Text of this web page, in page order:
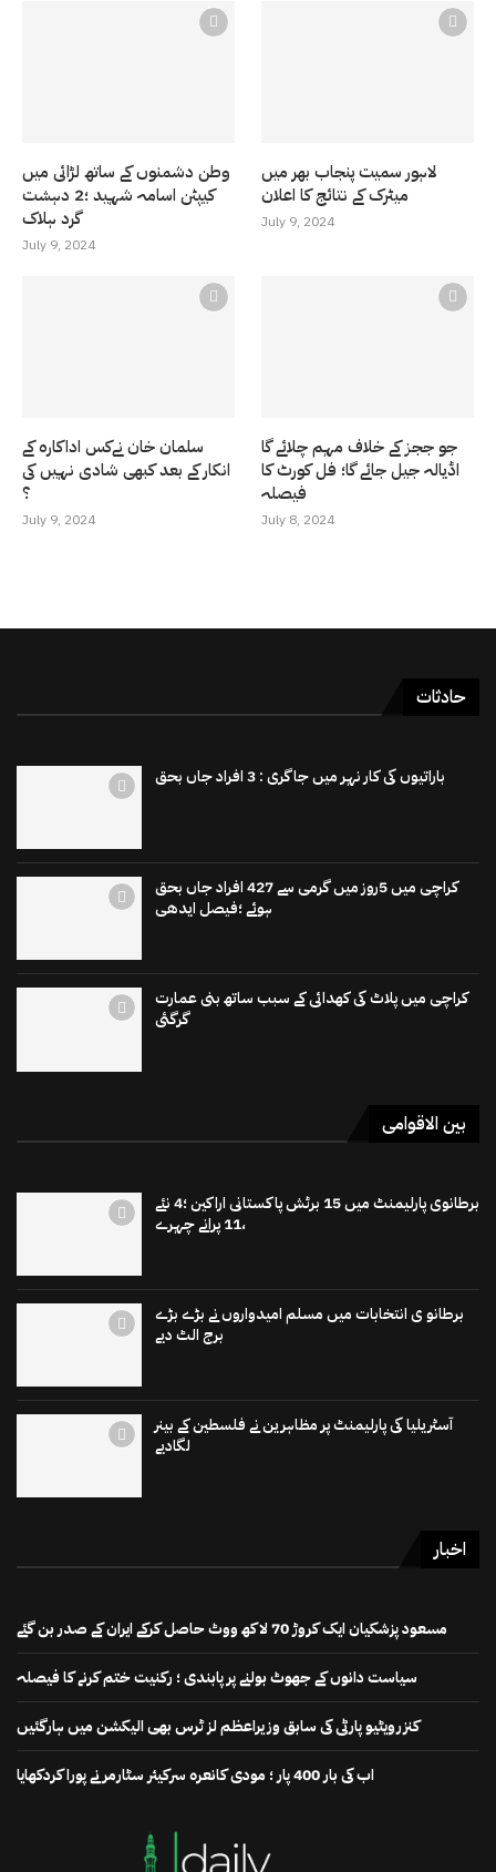
وطن دشمنوں کے ساتھ لڑائی میں
کیپٹن اسامہ شہید ؛2 دہشت
گرد ہلاک
July 9, 2024
لاہور سمیت پنجاب بھر میں
میٹرک کے نتائج کا اعلان
July 9, 2024
سلمان خان نےکس اداکارہ کے
انکار کے بعد کبھی شادی نہیں کی
؟
July 9, 2024
جو ججز کے خلاف مہم چلائے گا
اڈیالہ جیل جائے گا؛ فل کورٹ کا
فیصلہ
July 8, 2024
حادثات
باراتیوں کی کار نہر میں جاگری : 3 افراد جاں بحق
کراچی میں 5روز میں گرمی سے 427 افراد جاں بحق
ہوئے ؛فیصل ایدھی
کراچی میں پلاٹ کی کھدائی کے سبب ساتھ بنی عمارت
گرگئی
بین الاقوامی
برطانوی پارلیمنٹ میں 15 برٹش پاکستانی اراکین ؛4 نئے
،11 پرانے چہرے
برطانو ی انتخابات میں مسلم امیدواروں نے بڑے بڑے
برج الٹ دیے
آسٹریلیا کی پارلیمنٹ پر مظاہرین نے فلسطین کے بینر
لگادیے
اخبار
مسعود پزشکیان ایک کروڑ 70 لاکھ ووٹ حاصل کرکے ایران کے صدر بن گئے
سیاست دانوں کے جھوٹ بولنے پر پابندی ؛ رکنیت ختم کرنے کا فیصلہ
کنزرویٹیو پارٹی کی سابق وزیراعظم لز ٹرس بھی الیکشن میں ہارگئیں
اب کی بار 400 پار ؛ مودی کانعرہ سرکیئر سٹارمر نے پورا کردکھایا